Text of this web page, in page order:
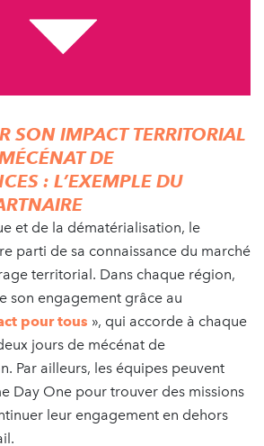
SON IMPACT TERRITORIAL
DE
: L’EXEMPLE DU
et de la dématérialisation, le
parti de sa connaissance du marché
territorial. Dans chaque région,
son engagement grâce au
pour tous », qui accorde à chaque
jours de mécénat de
Par ailleurs, les équipes peuvent
Day One pour trouver des missions
leur engagement en dehors